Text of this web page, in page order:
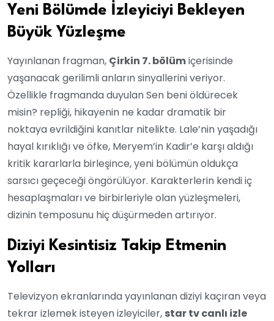
Yeni Bölümde İzleyiciyi Bekleyen
Büyük Yüzleşme
Yayınlanan fragman, Çirkin 7. bölümiçerisinde
yaşanacak gerilimli anların sinyallerini veriyor.
Özellikle fragmanda duyulan Sen beni öldürecek
misin? repliği, hikayenin ne kadar dramatik bir
noktaya evrildiğini kanıtlar nitelikte. Lale’nin yaşadığı
hayal kırıklığı ve öfke, Meryem’in Kadir’e karşı aldığı
kritik kararlarla birleşince, yeni bölümün oldukça
sarsıcı geçeceği öngörülüyor. Karakterlerin kendi iç
hesaplaşmaları ve birbirleriyle olan yüzleşmeleri,
dizinin temposunu hiç düşürmeden artırıyor.
Diziyi Kesintisiz Takip Etmenin
Yolları
Televizyon ekranlarında yayınlanan diziyi kaçıran veya
tekrar izlemek isteyen izleyiciler, star tv canlı izle